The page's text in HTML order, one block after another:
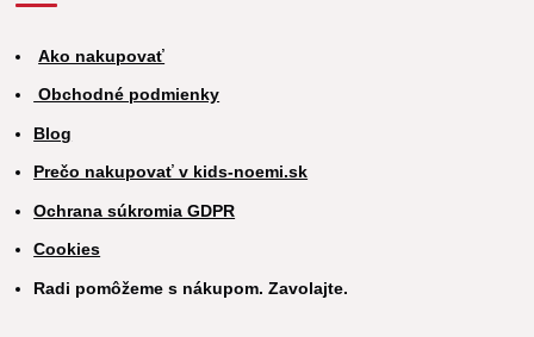
Ako nakupovať
Obchodné podmienky
Blog
Prečo nakupovať v kids-noemi.sk
Ochrana súkromia GDPR
Cookies
Radi pomôžeme s nákupom. Zavolajte.